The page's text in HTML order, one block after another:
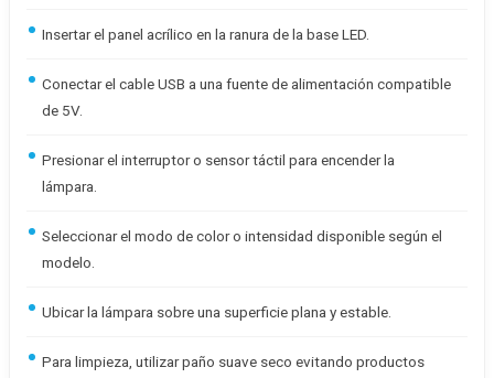
Insertar el panel acrílico en la ranura de la base LED.
Conectar el cable USB a una fuente de alimentación compatible
de 5V.
Presionar el interruptor o sensor táctil para encender la
lámpara.
Seleccionar el modo de color o intensidad disponible según el
modelo.
Ubicar la lámpara sobre una superficie plana y estable.
Para limpieza, utilizar paño suave seco evitando productos